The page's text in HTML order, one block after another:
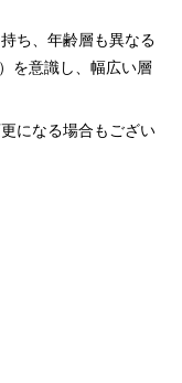
ち、年齢層も異なる
を意識し、幅広い層
になる場合もござい